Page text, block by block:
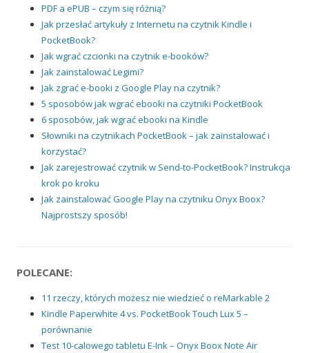
PDF a ePUB – czym się różnią?
Jak przesłać artykuły z Internetu na czytnik Kindle i
PocketBook?
Jak wgrać czcionki na czytnik e-booków?
Jak zainstalować Legimi?
Jak zgrać e-booki z Google Play na czytnik?
5 sposobów jak wgrać ebooki na czytniki PocketBook
6 sposobów, jak wgrać ebooki na Kindle
Słowniki na czytnikach PocketBook – jak zainstalować i
korzystać?
Jak zarejestrować czytnik w Send-to-PocketBook? Instrukcja
krok po kroku
Jak zainstalować Google Play na czytniku Onyx Boox?
Najprostszy sposób!
POLECANE:
11 rzeczy, których możesz nie wiedzieć o reMarkable 2
Kindle Paperwhite 4 vs. PocketBook Touch Lux 5 –
porównanie
Test 10-calowego tabletu E-Ink – Onyx Boox Note Air